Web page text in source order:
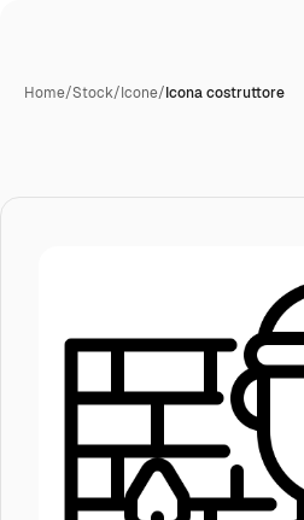
Home/Stock/Icone/Icona costruttore